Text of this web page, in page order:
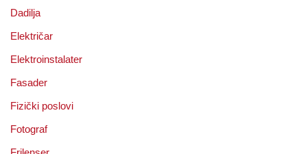
Dadilja
Električar
Elektroinstalater
Fasader
Fizički poslovi
Fotograf